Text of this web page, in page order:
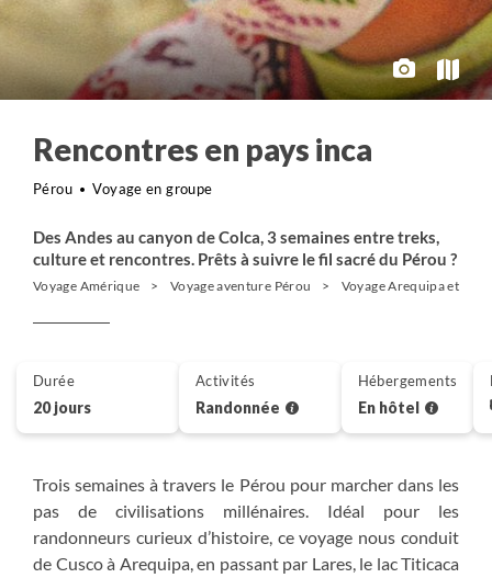
Rencontres en pays inca
Pérou Voyage en groupe
Des Andes au canyon de Colca, 3 semaines entre treks,
culture et rencontres. Prêts à suivre le fil sacré du Pérou ?
Voyage Amérique Voyage aventure Pérou Voyage Arequipa et
Trois semaines à travers le Pérou pour marcher dans les
pas de civilisations millénaires. Idéal pour les
randonneurs curieux d’histoire, ce voyage nous conduit
de Cusco à Arequipa, en passant par Lares, le lac Titicaca
Durée
20 jours
Activités
Randonnée
Hébergements
En hôtel